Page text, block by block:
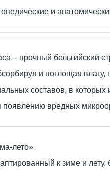
и
– прочный бельгийский
и поглощая влагу,
составов, в
появлению вредных
лето»
к зиме и